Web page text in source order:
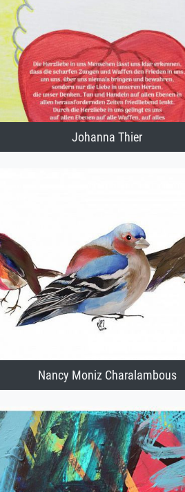
Johanna Thier
Nancy Moniz Charalambous